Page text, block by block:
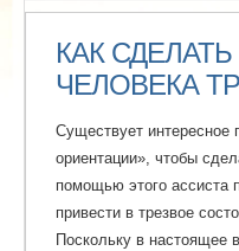
КАК
ЧЕЛОВЕКА
Существует интересное
ориентации», чтобы
помощью этого ассиста
привести в трезвое
Поскольку в настоящее